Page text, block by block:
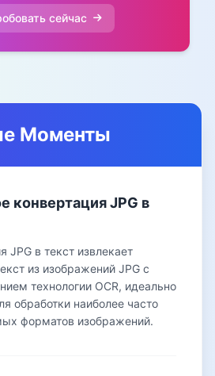
сейчас
Моменты
конвертация JPG в
JPG в текст извлекает
из изображений JPG с
технологии OCR, идеально
обработки наиболее часто
форматов изображений.